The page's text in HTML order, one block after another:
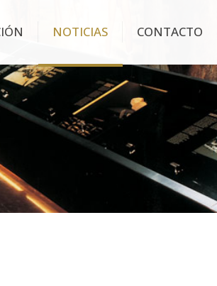
NOTICIAS CONTACTO